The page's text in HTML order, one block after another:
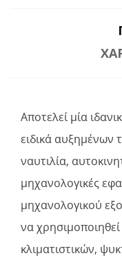
Αποτελεί μία
ειδικά αυξημένων
ναυτιλία,
μηχανολογικές
μηχανολογικού
να
κλιματιστικών,